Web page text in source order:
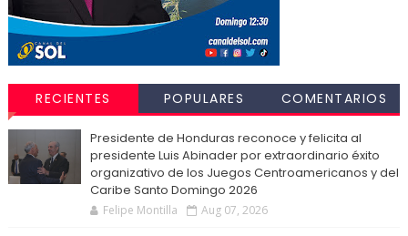
RECIENTES POPULARES COMENTARIOS
Presidente de Honduras reconoce y felicita al
presidente Luis Abinader por extraordinario éxito
organizativo de los Juegos Centroamericanos y del
Caribe Santo Domingo 2026
Felipe Montilla Aug 07, 2026